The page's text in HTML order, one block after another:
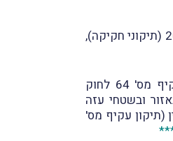
במבזק מס' 2123 מיום 30.3.2025 דיווחנו על פרסומו ברשומות של החוק להשגת יעדי התקציב וליישום המדיניות הכלכלית לשנת התקציב 2025 (תיקוני חקיקה),
נזכיר, כי בגדרו של החוק להשגת יעדי התקציב נכללים מספר תיקוני חקיקה ובכללם, בין היתר, הרחבת חובת הדיווח המפורט (תיקון עקיף מס' 64 לחוק
ובשטחי עזה
מיסוי מקרקעין (תיקון עקיף מס'